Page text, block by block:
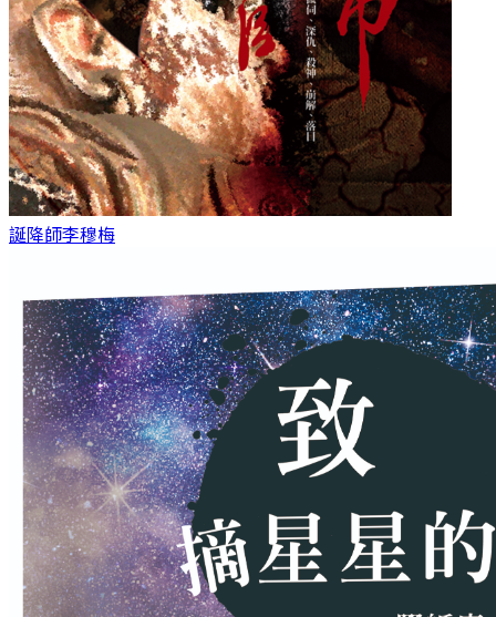
誕降師李穆梅